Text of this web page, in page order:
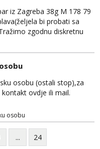
iz Zagreba 38g M 178 79
bi probati sa
zgodnu diskretnu
dok imamo
se pridruziti ali i ne
diskretno anonimno
mozemo
uzivo se upoznati. Na
tog mozemo se
osobu (ostali stop),za
ovdje ili mail.
osobu
... 24